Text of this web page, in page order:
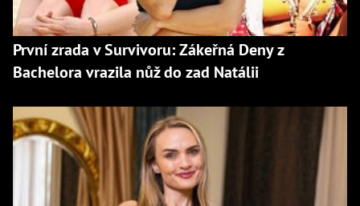
První zrada v Survivoru: Zákeřná Deny z
Bachelora vrazila nůž do zad Natálii